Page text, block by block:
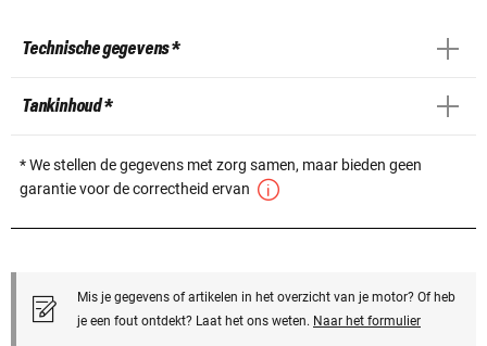
Technische gegevens *
Tankinhoud *
* We stellen de gegevens met zorg samen, maar bieden geen
garantie voor de correctheid ervan
Mis je gegevens of artikelen in het overzicht van je motor? Of heb
je een fout ontdekt? Laat het ons weten. Naar het formulier